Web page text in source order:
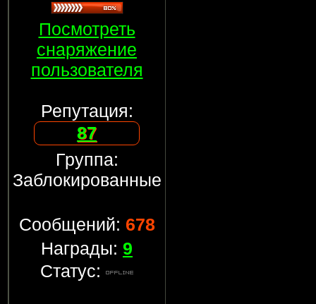
Посмотреть
снаряжение
пользователя
Репутация:
87
Группа:
Заблокированные
Сообщений: 678
Награды: 9
Статус: